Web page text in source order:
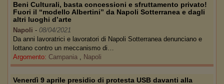
Beni Culturali, basta concessioni e sfruttamento privato!
Fuori il “modello Albertini” da Napoli Sotterranea e dagli
altri luoghi d’arte
Napoli - 08/04/2021
Da anni lavoratrici e lavoratori di Napoli Sotterranea denunciano e
lottano contro un meccanismo di…
Argomento: Campania , Napoli
Venerdì 9 aprile presidio di protesta USB davanti alla